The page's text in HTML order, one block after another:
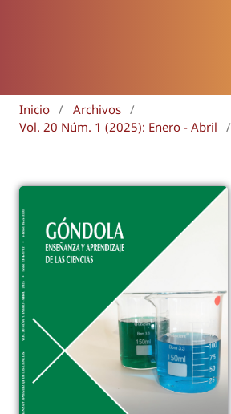
Inicio / Archivos /
Vol. 20 Núm. 1 (2025): Enero - Abril
/